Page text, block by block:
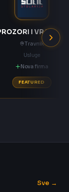
PROZORI I VRATA Sučić Nova Bila
Travnik
Usluge
Nova firma
FEATURED
Sve →